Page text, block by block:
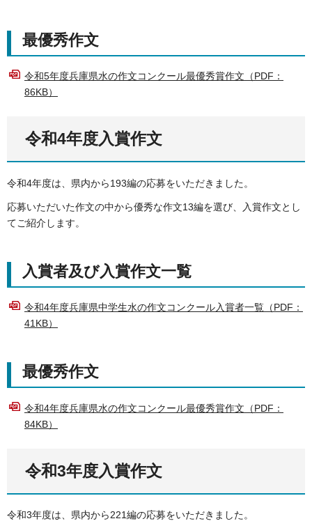
最優秀作文
令和5年度兵庫県水の作文コンクール最優秀賞作文（PDF：
86KB）
令和4年度入賞作文
令和4年度は、県内から193編の応募をいただきました。
応募いただいた作文の中から優秀な作文13編を選び、入賞作文とし
てご紹介します。
入賞者及び入賞作文一覧
令和4年度兵庫県中学生水の作文コンクール入賞者一覧（PDF：
41KB）
最優秀作文
令和4年度兵庫県水の作文コンクール最優秀賞作文（PDF：
84KB）
令和3年度入賞作文
令和3年度は、県内から221編の応募をいただきました。